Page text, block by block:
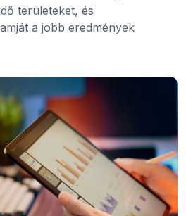
területeket, és
a jobb eredmények